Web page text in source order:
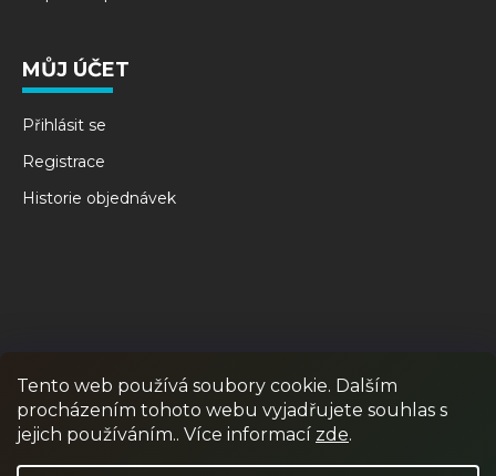
Tento web používá soubory cookie. Dalším
procházením tohoto webu vyjadřujete souhlas s
jejich používáním.. Více informací zde.
MŮJ ÚČET
Přihlásit se
Registrace
Historie objednávek
RPR GAMES PAINTBALL JUNIOR PAINTBALL